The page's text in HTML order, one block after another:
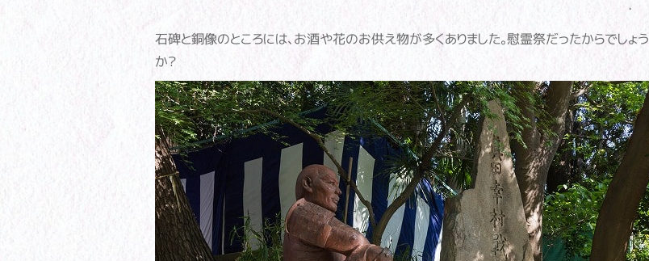
石碑と銅像のところには、お酒や花のお供え物が多くありました。慰霊祭だったからでしょう
か？